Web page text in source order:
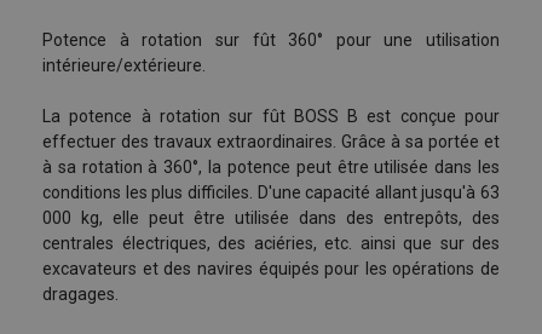
Potence à rotation sur fût 360° pour une utilisation
intérieure/extérieure.
La potence à rotation sur fût BOSS B est conçue pour
effectuer des travaux extraordinaires. Grâce à sa portée et
à sa rotation à 360°, la potence peut être utilisée dans les
conditions les plus difficiles. D'une capacité allant jusqu'à 63
000 kg, elle peut être utilisée dans des entrepôts, des
centrales électriques, des aciéries, etc. ainsi que sur des
excavateurs et des navires équipés pour les opérations de
dragages.
Contactez nos équipes en remplissant